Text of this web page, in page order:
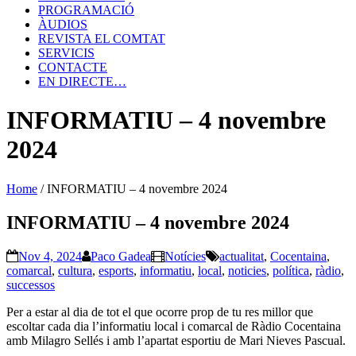
PROGRAMACIÓ
ÀUDIOS
REVISTA EL COMTAT
SERVICIS
CONTACTE
EN DIRECTE…
INFORMATIU – 4 novembre
2024
Home /INFORMATIU – 4 novembre 2024
INFORMATIU – 4 novembre 2024
Nov 4, 2024 Paco Gadea Notícies actualitat, Cocentaina,
comarcal, cultura, esports, informatiu, local, noticies, política, ràdio,
successos
Per a estar al dia de tot el que ocorre prop de tu res millor que
escoltar cada dia l’informatiu local i comarcal de Ràdio Cocentaina
amb Milagro Sellés i amb l’apartat esportiu de Mari Nieves Pascual.